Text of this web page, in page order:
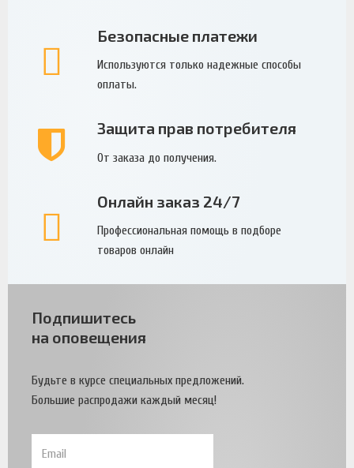
Безопасные платежи
Используются только надежные способы
оплаты.
Защита прав потребителя
От заказа до получения.
Онлайн заказ 24/7
Профессиональная помощь в подборе
товаров онлайн
Подпишитесь
на оповещения
Будьте в курсе специальных предложений.
Большие распродажи каждый месяц!